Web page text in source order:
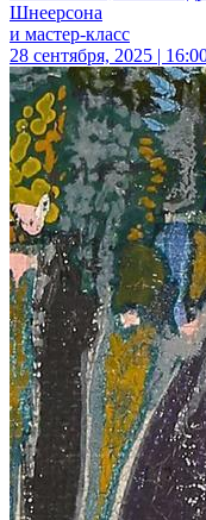
Шнеерсона
и мастер-класс
28 сентября, 2025 |